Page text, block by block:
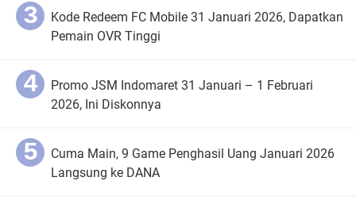
Kode Redeem FC Mobile 31 Januari 2026, Dapatkan
Pemain OVR Tinggi
Promo JSM Indomaret 31 Januari – 1 Februari
2026, Ini Diskonnya
Cuma Main, 9 Game Penghasil Uang Januari 2026
Langsung ke DANA